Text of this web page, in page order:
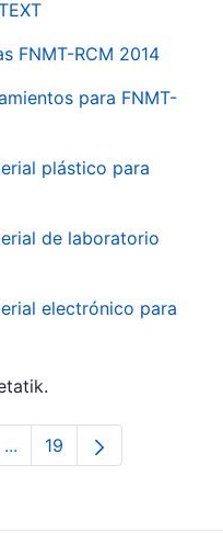
FNMT-RCM 2014
para FNMT-
plástico para
de laboratorio
electrónico para
...Intermediate Pages Use
Orrialdea
19